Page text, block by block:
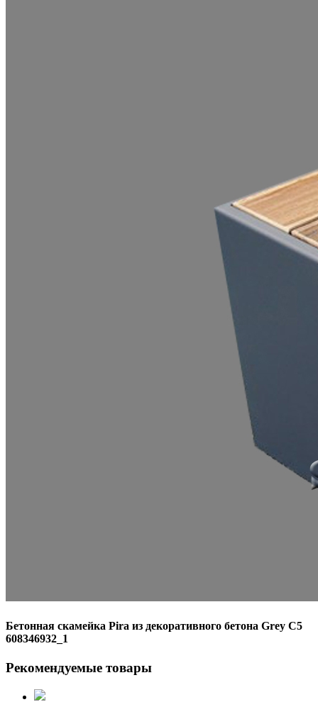
Бетонная скамейка Pira из декоративного бетона Grey C5
608346932_1
Рекомендуемые товары